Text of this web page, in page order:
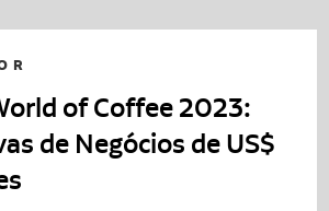
of Coffee 2023:
de Negócios de US$